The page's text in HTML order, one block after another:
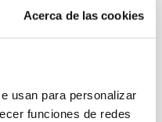
Acerca de las cookies
usan para personalizar
funciones de redes